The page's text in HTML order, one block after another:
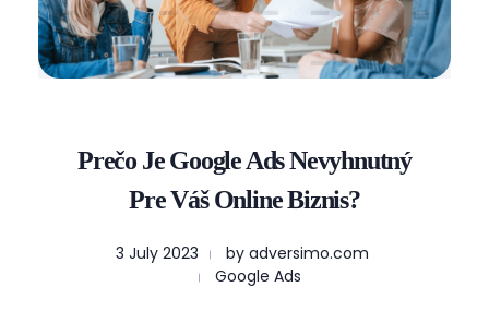
Prečo Je Google Ads Nevyhnutný
Pre Váš Online Biznis?
3 July 2023 by adversimo.com
Google Ads